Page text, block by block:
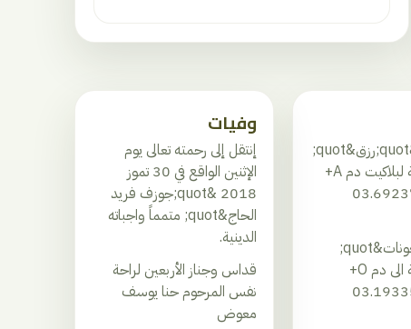
مستشفى &quot;رزق&quot;
بحاجة ماسة لبلاكيت دم A+
&quot;المعونات&quot;
بحاجة ماسّة الى دم O+
وفيات
إنتقل إلى رحمته تعالى يوم
الإثنين الواقع في 30 تموز
2018 &quot;جوزف فريد
الحاج&quot; متمماً واجباته
الدينية.
قداس وجناز الأربعين لراحة
نفس المرحوم حنا يوسف
معوض